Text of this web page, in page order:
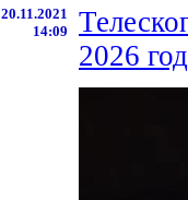
20.11.2021
14:09
2026